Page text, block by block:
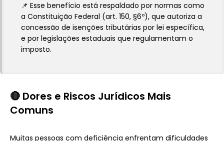
📌 Esse benefício está respaldado por normas como
a Constituição Federal (art. 150, §6º), que autoriza a
concessão de isenções tributárias por lei específica,
e por legislações estaduais que regulamentam o
imposto.
🔴 Dores e Riscos Jurídicos Mais
Comuns
Muitas pessoas com deficiência enfrentam dificuldades